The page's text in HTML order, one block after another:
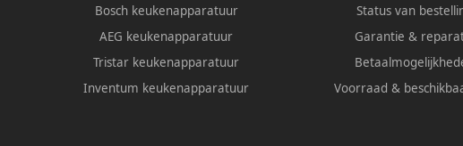
Bosch keukenapparatuur
AEG keukenapparatuur
Tristar keukenapparatuur
Inventum keukenapparatuur
Status van
Garantie &
Voorraad &